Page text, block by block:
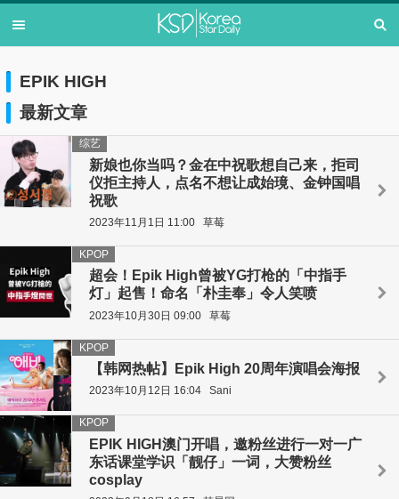
EPIK HIGH
最新文章
新娘也你当吗？金在中祝歌想自己来，拒司
仪拒主持人，点名不想让成始璄、金钟国唱
祝歌
综艺
2023年11月1日 11:00 草莓
超会！Epik High曾被YG打枪的「中指手
灯」起售！命名「朴圭奉」令人笑喷
KPOP
2023年10月30日 09:00 草莓
【韩网热帖】Epik High 20周年演唱会海报
KPOP
2023年10月12日 16:04 Sani
EPIK HIGH澳门开唱，邀粉丝进行一对一广
东话课堂学识「靓仔」一词，大赞粉丝
cosplay
KPOP